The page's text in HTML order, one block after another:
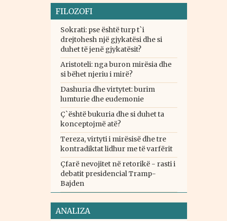
FILOZOFI
Sokrati: pse është turp t`i
drejtohesh një gjykatësi dhe si
duhet të jenë gjykatësit?
Aristoteli: nga buron mirësia dhe
si bëhet njeriu i mirë?
Dashuria dhe virtytet: burim
lumturie dhe eudemonie
Ç`është bukuria dhe si duhet ta
konceptojmë atë?
Tereza, virtyti i mirësisë dhe tre
kontradiktat lidhur me të varfërit
Çfarë nevojitet në retorikë - rasti i
debatit presidencial Tramp-
Bajden
ANALIZA